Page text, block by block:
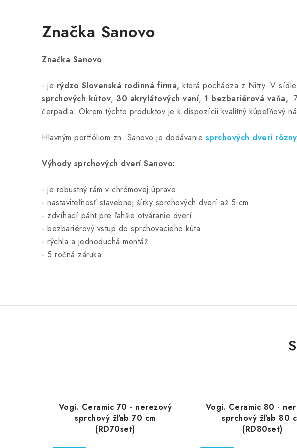
Značka Sanovo
Značka Sanovo
- je rýdzo Slovenská rodinná firma, ktorá pochádza z Nitry. V
sprchových kútov, 30 akrylátových vaní, 1 bezbariérová vaňa,
čerpadla. Okrem týchto produktov je k dispozícii kvalitný kúpeľňový
Hlavným portfóliom zn. Sanovo je dodávanie sprchových dverí
Výhody sprchových dverí Sanovo:
- je robustný rám v chrómovej úprave
- nastaviteľnosť stavebnej šírky sprchových dverí až 5 cm
- zdvíhací pánt pre ľahšie otváranie dverí
- bezbariérový vstup do sprchovacieho kúta
- rýchla a jednoduchá montáž
- 5 ročná záruka
Vogi. Ceramic 70 - nerezový
sprchový žľab 70 cm
(RD70set)
Vogi. Ceramic 80 -
sprchový žľab 80
(RD80set)